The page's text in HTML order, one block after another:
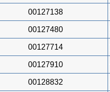
00127138
00127480
00127714
00127910
00128832